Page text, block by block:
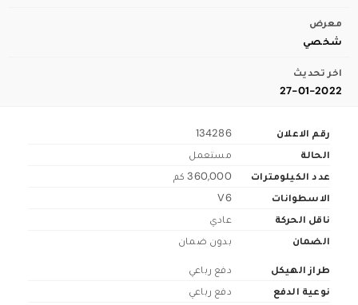
معرض
شخصي
اخر تحديث
27-01-2022
رقم الاعلان
134286
الحالة
مستعمل
عدد الكيلومترات
360,000 كم
الاسطوانات
V6
ناقل الحركة
عادي
الضمان
بدون ضمان
طراز الهيكل
دفع رباعي
نوعية الدفع
دفع رباعي